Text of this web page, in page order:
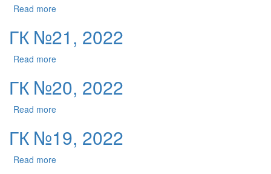
Read more
ГК №21, 2022
Read more
ГК №20, 2022
Read more
ГК №19, 2022
Read more